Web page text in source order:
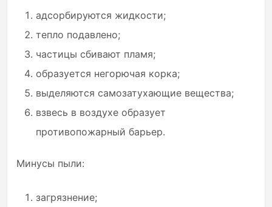
адсорбируются жидкости;
тепло подавлено;
частицы сбивают пламя;
образуется негорючая корка;
выделяются самозатухающие вещества;
взвесь в воздухе образует
противопожарный барьер.
Минусы пыли:
загрязнение;